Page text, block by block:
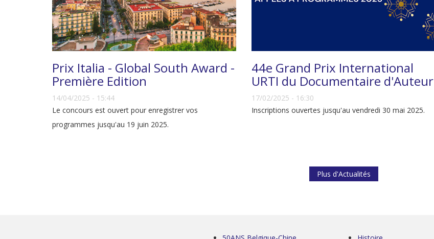
Prix Italia - Global South Award -
Première Edition
14/04/2025 - 15:44
Le concours est ouvert pour enregistrer vos
programmes jusqu'au 19 juin 2025.
44e Grand Prix International
URTI du Documentaire d'Auteur
17/02/2025 - 16:30
Inscriptions ouvertes jusqu'au vendredi 30 mai 2025.
Plus d'Actualités